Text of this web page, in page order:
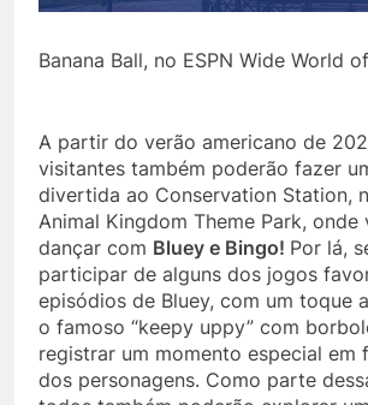
Banana Ball, no ESPN Wide World
A partir do verão americano de
visitantes também poderão fazer
divertida ao Conservation Station,
Animal Kingdom Theme Park, onde
dançar com Bluey e Bingo! Por lá,
participar de alguns dos jogos
episódios de Bluey, com um toque
o famoso “keepy uppy” com
registrar um momento especial em
dos personagens. Como parte